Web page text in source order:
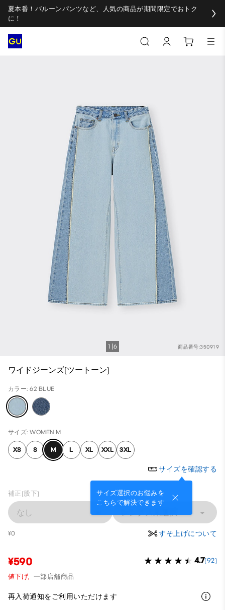
夏本番！バルーンパンツなど、人気の商品が期間限定でおトク
に！
商品番号:350919
1 6
ワイドジーンズ(ツートーン)
カラー: 62 BLUE
サイズ: WOMEN M
XS S M L XL XXL 3XL
サイズを確認する
サイズ選択のお悩みを
こちらで解決できます
補正(股下)
なし レングス未選択
¥0 すそ上げについて
¥590 4.7(92)
値下げ, 一部店舗商品
再入荷通知をご利用いただけます